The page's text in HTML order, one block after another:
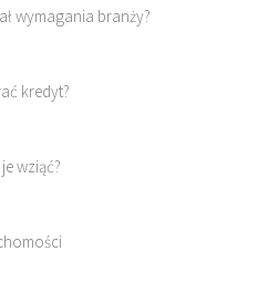
wymagania branży?
kredyt?
wziąć?